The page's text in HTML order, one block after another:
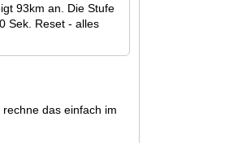
93km an. Die Stufe
Sek. Reset - alles
das einfach im